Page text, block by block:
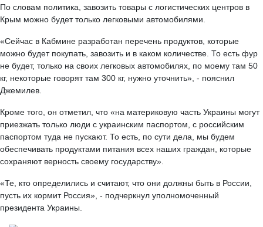
По словам политика, завозить товары с логистических центров в
Крым можно будет только легковыми автомобилями.
«Сейчас в Кабмине разработан перечень продуктов, которые
можно будет покупать, завозить и в каком количестве. То есть фур
не будет, только на своих легковых автомобилях, по моему там 50
кг, некоторые говорят там 300 кг, нужно уточнить», - пояснил
Джемилев.
Кроме того, он отметил, что «на материковую часть Украины могут
приезжать только люди с украинским паспортом, с российским
паспортом туда не пускают. То есть, по сути дела, мы будем
обеспечивать продуктами питания всех наших граждан, которые
сохраняют верность своему государству».
«Те, кто определились и считают, что они должны быть в России,
пусть их кормит Россия», - подчеркнул уполномоченный
президента Украины.